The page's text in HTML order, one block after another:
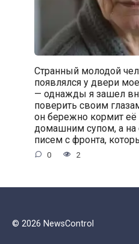
Странный молодой
появлялся у двери
— однажды я зашел
поверить своим
он бережно кормит
домашним супом, а на
писем с фронта,
0 2
© 2026 NewsControl